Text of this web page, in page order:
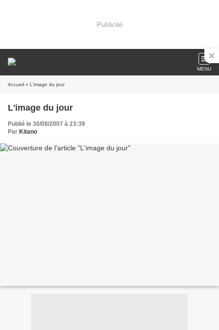
Publicité
MENU
Accueil » L'image du jour
L'image du jour
Publié le 30/08/2007 à 23:39
Par Kitano